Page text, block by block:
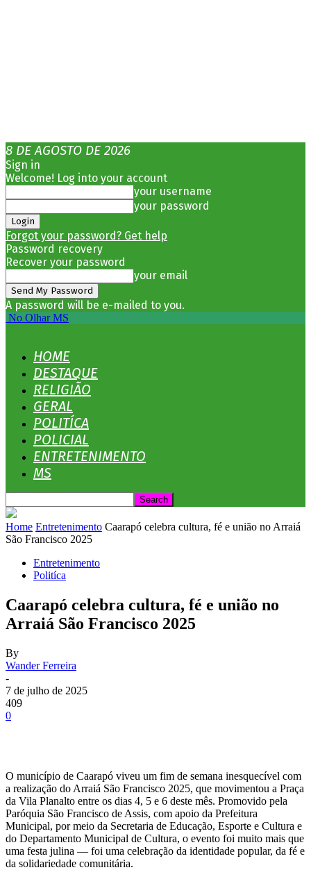
8 DE AGOSTO DE 2026
Sign in
Welcome! Log into your account
your username
your password
Forgot your password? Get help
Password recovery
Recover your password
your email
A password will be e-mailed to you.
No Olhar MS
HOME
DESTAQUE
RELIGIÃO
GERAL
POLITÍCA
POLICIAL
ENTRETENIMENTO
MS
Home Entretenimento Caarapó celebra cultura, fé e união no Arraiá
São Francisco 2025
Entretenimento
Politíca
Caarapó celebra cultura, fé e união no
Arraiá São Francisco 2025
By
Wander Ferreira
-
7 de julho de 2025
409
0
O município de Caarapó viveu um fim de semana inesquecível com
a realização do Arraiá São Francisco 2025, que movimentou a Praça
da Vila Planalto entre os dias 4, 5 e 6 deste mês. Promovido pela
Paróquia São Francisco de Assis, com apoio da Prefeitura
Municipal, por meio da Secretaria de Educação, Esporte e Cultura e
do Departamento Municipal de Cultura, o evento foi muito mais que
uma festa julina — foi uma celebração da identidade popular, da fé e
da solidariedade comunitária.